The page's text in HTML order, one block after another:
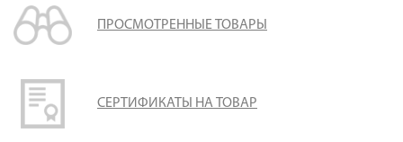
ПРОСМОТРЕННЫЕ ТОВАРЫ
СЕРТИФИКАТЫ НА ТОВАР